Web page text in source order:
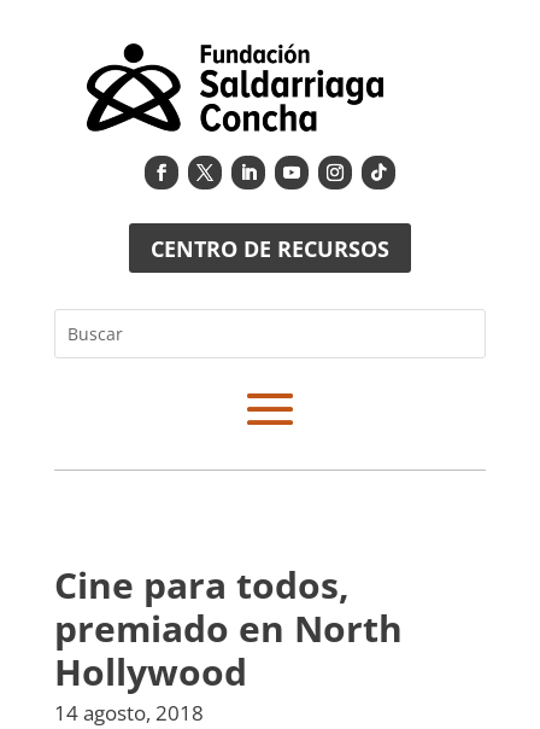
CENTRO DE RECURSOS
Buscar
Cine para todos,
premiado en North
Hollywood
14 agosto, 2018